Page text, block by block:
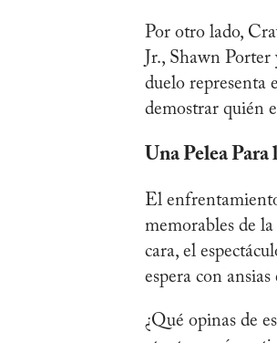
Por otro lado,
Jr., Shawn
duelo representa
demostrar quién
Una Pelea
El
memorables de
cara, el
espera con
¿Qué opinas de